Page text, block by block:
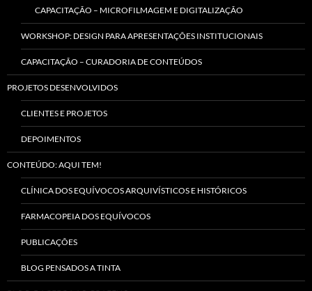
CAPACITAÇÃO – MICROFILMAGEM E DIGITALIZAÇÃO
WORKSHOP: DESIGN PARA APRESENTAÇÕES INSTITUCIONAIS
CAPACITAÇÃO – CURADORIA DE CONTEÚDOS
PROJETOS DESENVOLVIDOS
CLIENTES E PROJETOS
DEPOIMENTOS
CONTEÚDO: AQUI TEM!
CLÍNICA DOS EQUÍVOCOS ARQUIVÍSTICOS E HISTÓRICOS
FARMACOPEIA DOS EQUÍVOCOS
PUBLICAÇÕES
BLOG PENSADOS A TINTA